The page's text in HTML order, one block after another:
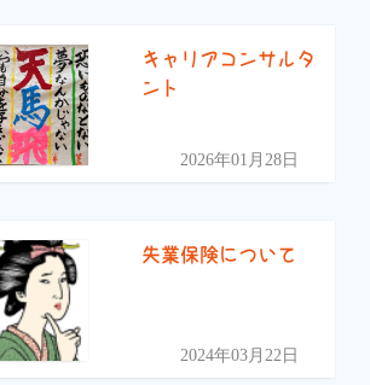
キャリアコンサルタ
ント
2026年01月28日
失業保険について
2024年03月22日